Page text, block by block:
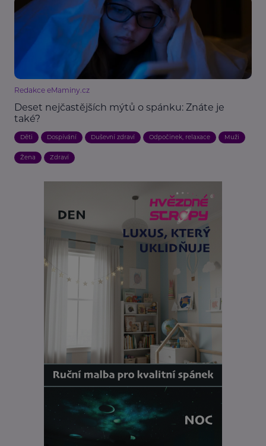
Redakce eMaminy.cz
Deset nejčastějších mýtů o spánku: Znáte je
také?
Děti Dospívání Duševní zdraví Odpočinek, relaxace Muži
Žena Zdraví